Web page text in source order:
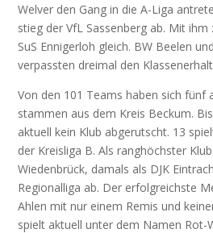
Welver den Gang in die A-Liga
stieg der VfL Sassenberg ab. Mit
SuS Ennigerloh gleich. BW Beelen
verpassten dreimal den
Von den 101 Teams haben sich fünf
stammen aus dem Kreis Beckum.
aktuell kein Klub abgerutscht. 13
der Kreisliga B. Als ranghöchster
Wiedenbrück, damals als DJK
Regionalliga ab. Der erfolgreichste
Ahlen mit nur einem Remis und
spielt aktuell unter dem Namen Rot-